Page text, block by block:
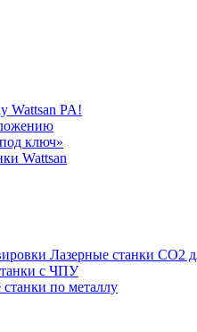
Wattsan PA!
ключ»
Wattsan
Лазерные станки CO2
с ЧПУ
по металлу